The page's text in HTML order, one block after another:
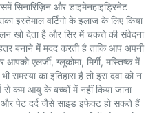
सिनारिज़िन और डाइमेनहाइड्रिनेट
इस्तेमाल वर्टिगो के इलाज के लिए किया
खो देता है और सिर में चकत्ते की संवेदना
बनाने में मदद करती है ताकि आप अपनी
एलर्जी, ग्लूकोमा, मिर्गी, मस्तिष्क में
समस्या का इतिहास है तो इस दवा को न
से कम आयु के बच्चों में नहीं किया जाना
और पेट दर्द जैसे साइड इफेक्ट हो सकते हैं